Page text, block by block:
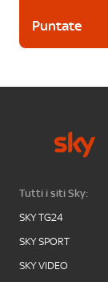
Puntate
Tutti i siti Sky:
SKY TG24
SKY SPORT
SKY VIDEO